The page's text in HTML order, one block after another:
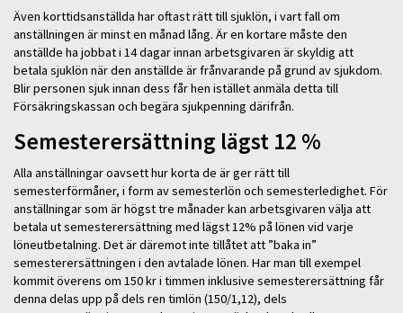
Även korttidsanställda har oftast rätt till sjuklön, i vart fall om
anställningen är minst en månad lång. Är en kortare måste den
anställde ha jobbat i 14 dagar innan arbetsgivaren är skyldig att
betala sjuklön när den anställde är frånvarande på grund av sjukdom.
Blir personen sjuk innan dess får hen istället anmäla detta till
Försäkringskassan och begära sjukpenning därifrån.
Semesterersättning lägst 12 %
Alla anställningar oavsett hur korta de är ger rätt till
semesterförmåner, i form av semesterlön och semesterledighet. För
anställningar som är högst tre månader kan arbetsgivaren välja att
betala ut semesterersättning med lägst 12% på lönen vid varje
löneutbetalning. Det är däremot inte tillåtet att ”baka in”
semesterersättningen i den avtalade lönen. Har man till exempel
kommit överens om 150 kr i timmen inklusive semesterersättning får
denna delas upp på dels ren timlön (150/1,12), dels